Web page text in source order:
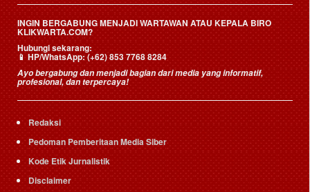
INGIN BERGABUNG MENJADI WARTAWAN ATAU KEPALA BIRO
KLIKWARTA.COM?
Hubungi sekarang:
📱HP/WhatsApp:(+62) 853 7768 8284
Ayo bergabung dan menjadi bagian dari media yang informatif,
profesional, dan terpercaya!
Redaksi
Pedoman Pemberitaan Media Siber
Kode Etik Jurnalistik
Disclaimer